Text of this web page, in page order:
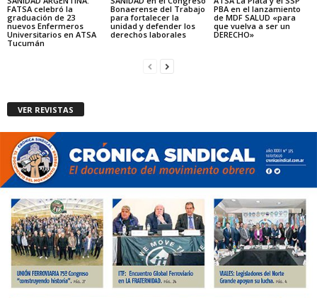
FATSA celebró la
graduación de 23
nuevos Enfermeros
Universitarios en ATSA
Tucumán
Bonaerense del Trabajo
para fortalecer la
unidad y defender los
derechos laborales
PBA en el lanzamiento
de MDF SALUD «para
que vuelva a ser un
DERECHO»
VER REVISTAS